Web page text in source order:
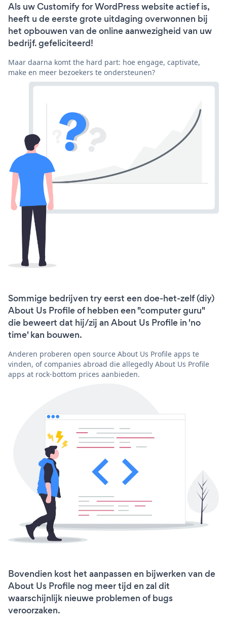
Als uw Customify for WordPress website actief is,
heeft u de eerste grote uitdaging overwonnen bij
het opbouwen van de online aanwezigheid van uw
bedrijf. gefeliciteerd!
Maar daarna komt the hard part: hoe engage, captivate,
make en meer bezoekers te ondersteunen?
Sommige bedrijven try eerst een doe-het-zelf (diy)
About Us Profile of hebben een "computer guru"
die beweert dat hij/zij an About Us Profile in 'no
time' kan bouwen.
Anderen proberen open source About Us Profile apps te
vinden, of companies abroad die allegedly About Us Profile
apps at rock-bottom prices aanbieden.
Bovendien kost het aanpassen en bijwerken van de
About Us Profile nog meer tijd en zal dit
waarschijnlijk nieuwe problemen of bugs
veroorzaken.